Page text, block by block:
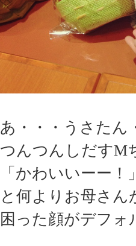
あ・・・うさたん
つんつんしだす
「かわいいーー！」
と何よりお母さん
困った顔がデフ